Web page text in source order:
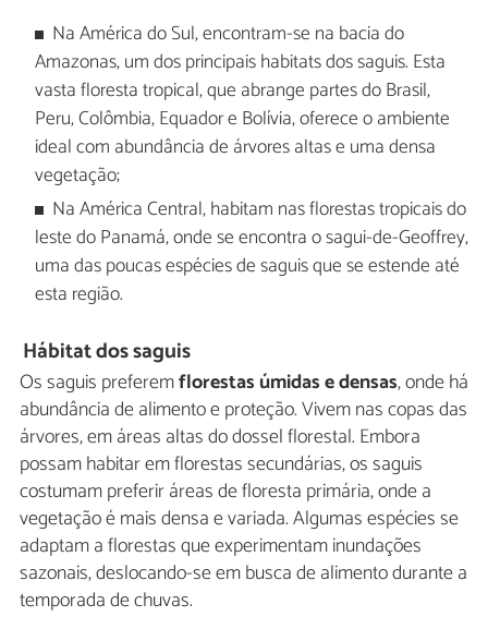
Na América do Sul, encontram-se na bacia do
Amazonas, um dos principais habitats dos saguis. Esta
vasta floresta tropical, que abrange partes do Brasil,
Peru, Colômbia, Equador e Bolívia, oferece o ambiente
ideal com abundância de árvores altas e uma densa
vegetação;
Na América Central, habitam nas florestas tropicais do
leste do Panamá, onde se encontra o sagui-de-Geoffrey,
uma das poucas espécies de saguis que se estende até
esta região.
Hábitat dos saguis
Os saguis preferemflorestas úmidas e densas, onde há
abundância de alimento e proteção. Vivem nas copas das
árvores, em áreas altas do dossel florestal. Embora
possam habitar em florestas secundárias, os saguis
costumam preferir áreas de floresta primária, onde a
vegetação é mais densa e variada. Algumas espécies se
adaptam a florestas que experimentam inundações
sazonais, deslocando-se em busca de alimento durante a
temporada de chuvas.